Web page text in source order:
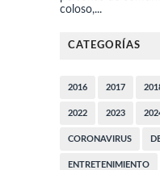
coloso,...
CATEGORÍAS
2016 2017
2022 2023
CORONAVIRUS
ENTRETENIMIENTO